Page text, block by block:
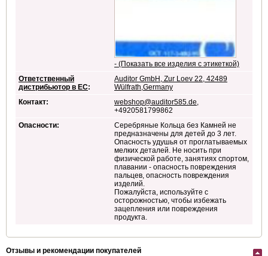
- (Показать все изделия с этикеткой)
Ответственный
дистрибьютор в ЕС:
Auditor GmbH, Zur Loev 22, 42489
Wülfrath,Germany
Контакт:
webshop@auditor585.de,
+4920581799862
Опасности:
Серебряные Кольца без Камней не
предназначены для детей до 3 лет.
Опасность удушья от проглатываемых
мелких деталей. Не носить при
физической работе, занятиях спортом,
плавании - опасность повреждения
пальцев, опасность повреждения
изделий.
Пожалуйста, используйте с
осторожностью, чтобы избежать
зацепления или повреждения
продукта.
Отзывы и рекомендации покупателей